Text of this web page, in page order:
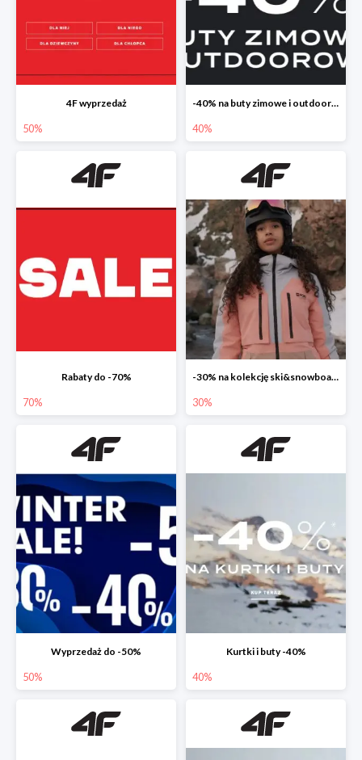
4F wyprzedaż
50%
-40% na buty zimowe i outdoorowe
40%
Rabaty do -70%
70%
-30% na kolekcję ski&snowboard
30%
Wyprzedaż do -50%
50%
Kurtki i buty -40%
40%